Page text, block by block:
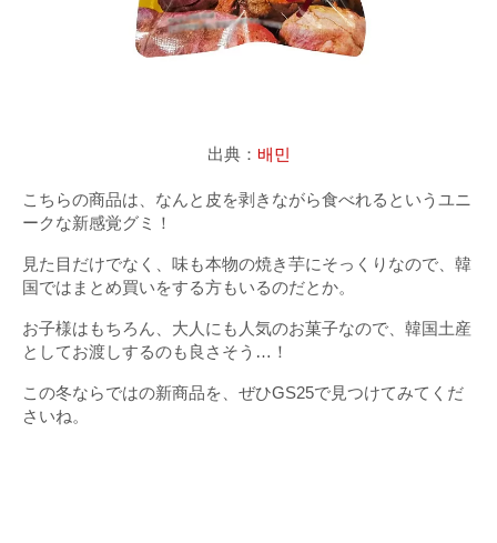
出典： 배민
こちらの商品は、なんと皮を剥きながら食べれるというユニ
ークな新感覚グミ！
見た目だけでなく、味も本物の焼き芋にそっくりなので、韓
国ではまとめ買いをする方もいるのだとか。
お子様はもちろん、大人にも人気のお菓子なので、韓国土産
としてお渡しするのも良さそう…！
この冬ならではの新商品を、ぜひGS25で見つけてみてくだ
さいね。